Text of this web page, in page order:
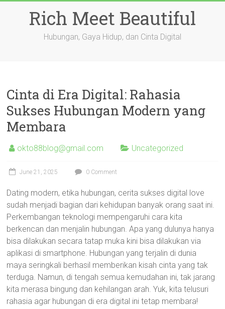
Rich Meet Beautiful
Hubungan, Gaya Hidup, dan Cinta Digital
Cinta di Era Digital: Rahasia
Sukses Hubungan Modern yang
Membara
okto88blog@gmail.com Uncategorized
June 21, 2025 0 Comment
Dating modern, etika hubungan, cerita sukses digital love
sudah menjadi bagian dari kehidupan banyak orang saat ini.
Perkembangan teknologi mempengaruhi cara kita
berkencan dan menjalin hubungan. Apa yang dulunya hanya
bisa dilakukan secara tatap muka kini bisa dilakukan via
aplikasi di smartphone. Hubungan yang terjalin di dunia
maya seringkali berhasil memberikan kisah cinta yang tak
terduga. Namun, di tengah semua kemudahan ini, tak jarang
kita merasa bingung dan kehilangan arah. Yuk, kita telusuri
rahasia agar hubungan di era digital ini tetap membara!